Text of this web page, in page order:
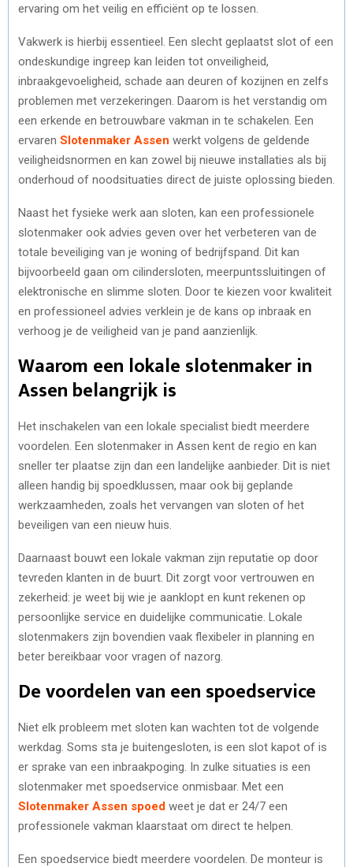
ervaring om het veilig en efficiënt op te lossen.
Vakwerk is hierbij essentieel. Een slecht geplaatst slot of een
ondeskundige ingreep kan leiden tot onveiligheid,
inbraakgevoeligheid, schade aan deuren of kozijnen en zelfs
problemen met verzekeringen. Daarom is het verstandig om
een erkende en betrouwbare vakman in te schakelen. Een
ervaren Slotenmaker Assen werkt volgens de geldende
veiligheidsnormen en kan zowel bij nieuwe installaties als bij
onderhoud of noodsituaties direct de juiste oplossing bieden.
Naast het fysieke werk aan sloten, kan een professionele
slotenmaker ook advies geven over het verbeteren van de
totale beveiliging van je woning of bedrijfspand. Dit kan
bijvoorbeeld gaan om cilindersloten, meerpuntssluitingen of
elektronische en slimme sloten. Door te kiezen voor kwaliteit
en professioneel advies verklein je de kans op inbraak en
verhoog je de veiligheid van je pand aanzienlijk.
Waarom een lokale slotenmaker in
Assen belangrijk is
Het inschakelen van een lokale specialist biedt meerdere
voordelen. Een slotenmaker in Assen kent de regio en kan
sneller ter plaatse zijn dan een landelijke aanbieder. Dit is niet
alleen handig bij spoedklussen, maar ook bij geplande
werkzaamheden, zoals het vervangen van sloten of het
beveiligen van een nieuw huis.
Daarnaast bouwt een lokale vakman zijn reputatie op door
tevreden klanten in de buurt. Dit zorgt voor vertrouwen en
zekerheid: je weet bij wie je aanklopt en kunt rekenen op
persoonlijke service en duidelijke communicatie. Lokale
slotenmakers zijn bovendien vaak flexibeler in planning en
beter bereikbaar voor vragen of nazorg.
De voordelen van een spoedservice
Niet elk probleem met sloten kan wachten tot de volgende
werkdag. Soms sta je buitengesloten, is een slot kapot of is
er sprake van een inbraakpoging. In zulke situaties is een
slotenmaker met spoedservice onmisbaar. Met een
Slotenmaker Assen spoed weet je dat er 24/7 een
professionele vakman klaarstaat om direct te helpen.
Een spoedservice biedt meerdere voordelen. De monteur is